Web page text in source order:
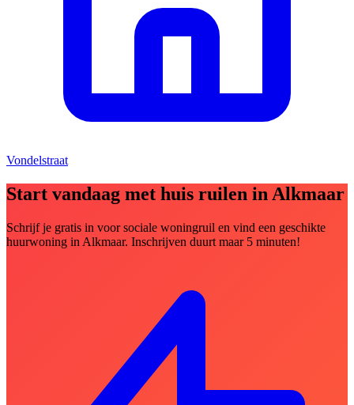
Vondelstraat
Start vandaag met huis ruilen in Alkmaar
Schrijf je gratis in voor sociale woningruil en vind een geschikte
huurwoning in Alkmaar. Inschrijven duurt maar 5 minuten!